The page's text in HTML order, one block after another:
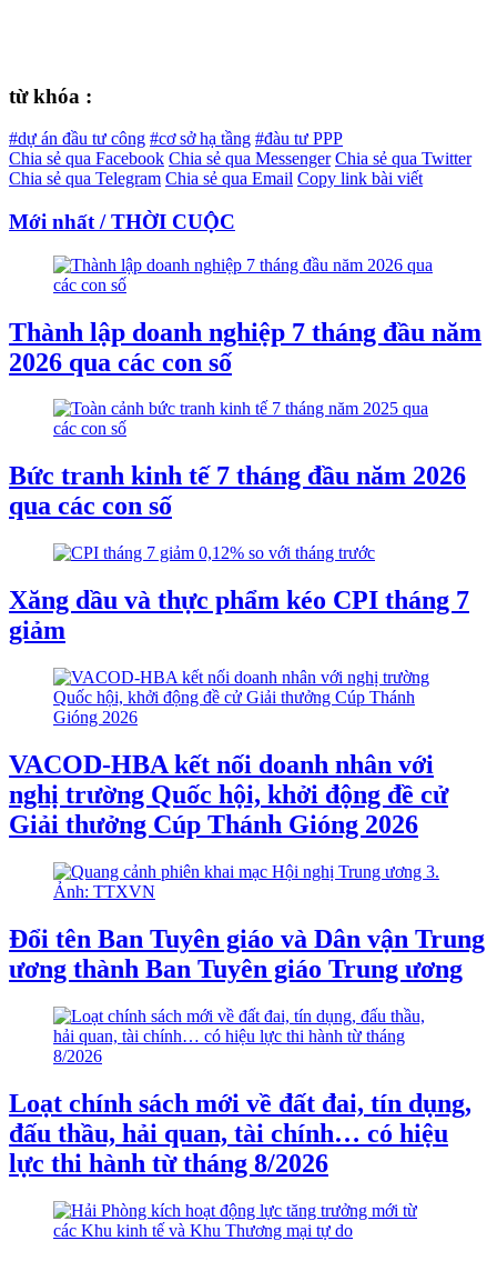
từ khóa :
#dự án đầu tư công #cơ sở hạ tầng #đàu tư PPP
Chia sẻ qua Facebook Chia sẻ qua Messenger Chia sẻ qua Twitter
Chia sẻ qua Telegram Chia sẻ qua Email Copy link bài viết
Mới nhất / THỜI CUỘC
Thành lập doanh nghiệp 7 tháng đầu năm
2026 qua các con số
Bức tranh kinh tế 7 tháng đầu năm 2026
qua các con số
Xăng dầu và thực phẩm kéo CPI tháng 7
giảm
VACOD-HBA kết nối doanh nhân với
nghị trường Quốc hội, khởi động đề cử
Giải thưởng Cúp Thánh Gióng 2026
Đổi tên Ban Tuyên giáo và Dân vận Trung
ương thành Ban Tuyên giáo Trung ương
Loạt chính sách mới về đất đai, tín dụng,
đấu thầu, hải quan, tài chính… có hiệu
lực thi hành từ tháng 8/2026